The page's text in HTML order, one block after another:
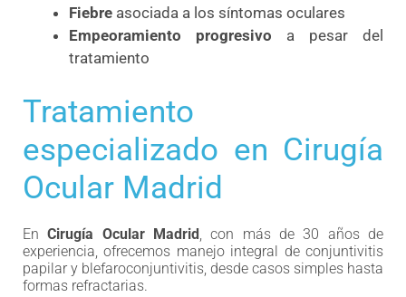
Fiebre asociada a los síntomas oculares
Empeoramiento progresivo a pesar del
tratamiento
Tratamiento
especializado en Cirugía
Ocular Madrid
EnCirugía Ocular Madrid, con más de 30 años de
experiencia, ofrecemos manejo integral de conjuntivitis
papilar y blefaroconjuntivitis, desde casos simples hasta
formas refractarias.